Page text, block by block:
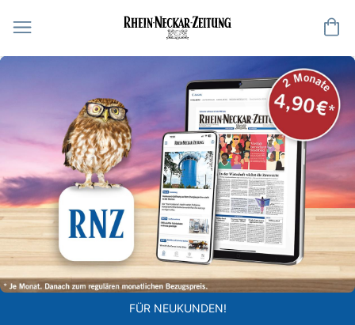
FÜR NEUKUNDEN!